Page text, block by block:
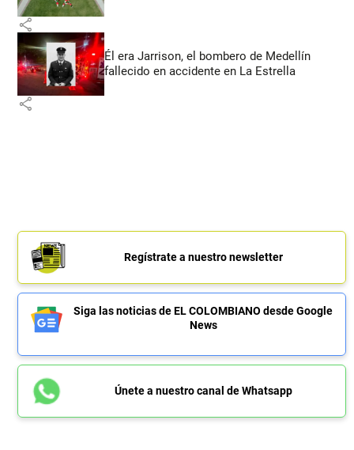
share
Él era Jarrison, el bombero de Medellín
fallecido en accidente en La Estrella
share
Regístrate a nuestro newsletter
Siga las noticias de EL COLOMBIANO desde Google
News
Únete a nuestro canal de Whatsapp